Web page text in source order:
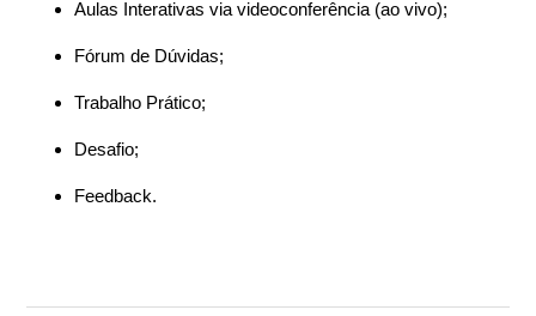
Aulas Interativas via videoconferência (ao vivo);
Fórum de Dúvidas;
Trabalho Prático;
Desafio;
Feedback.